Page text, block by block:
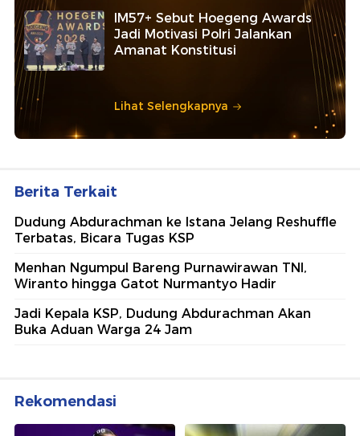
IM57+ Sebut Hoegeng Awards
Jadi Motivasi Polri Jalankan
Amanat Konstitusi
Lihat Selengkapnya
Berita Terkait
Dudung Abdurachman ke Istana Jelang Reshuffle
Terbatas, Bicara Tugas KSP
Menhan Ngumpul Bareng Purnawirawan TNI,
Wiranto hingga Gatot Nurmantyo Hadir
Jadi Kepala KSP, Dudung Abdurachman Akan
Buka Aduan Warga 24 Jam
Rekomendasi